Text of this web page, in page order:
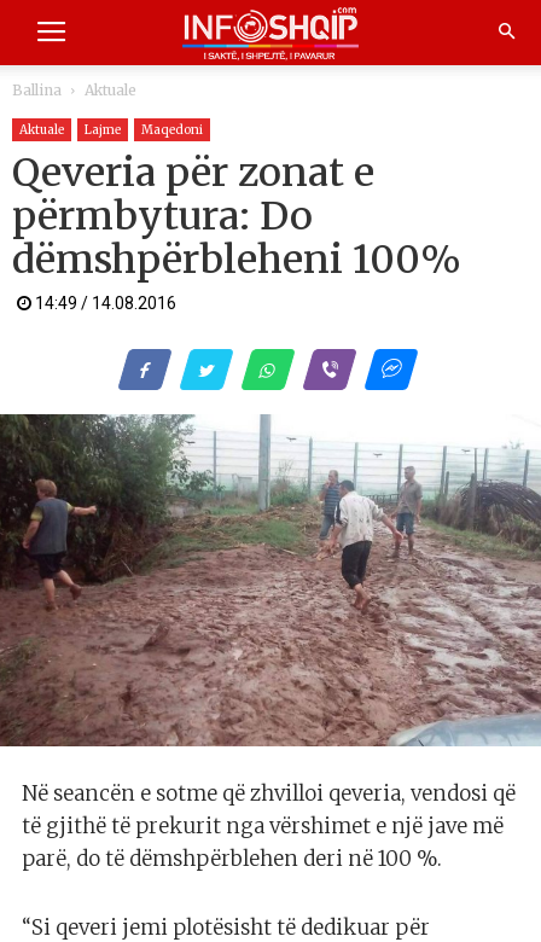
Ballina Aktuale
Aktuale Lajme Maqedoni
Qeveria për zonat e
përmbytura: Do
dëmshpërbleheni 100%
14:49 / 14.08.2016
Në seancën e sotme që zhvilloi qeveria, vendosi që
të gjithë të prekurit nga vërshimet e një jave më
parë, do të dëmshpërblehen deri në 100 %.
“Si qeveri jemi plotësisht të dedikuar për